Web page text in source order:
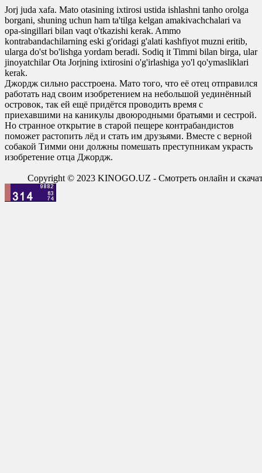
Jorj juda xafa. Mato otasining ixtirosi ustida ishlashni tanho orolga
borgani, shuning uchun ham ta'tilga kelgan amakivachchalari va
opa-singillari bilan vaqt o'tkazishi kerak. Ammo
kontrabandachilarning eski g'oridagi g'alati kashfiyot muzni eritib,
ularga do'st bo'lishga yordam beradi. Sodiq it Timmi bilan birga, ular
jinoyatchilar Ota Jorjning ixtirosini o'g'irlashiga yo'l qo'ymasliklari
kerak.
Джордж сильно расстроена. Мато того, что её отец отправился
работать над своим изобретением на небольшой уединённый
островок, так ей ещё придётся проводить время с
приехавшими на каникулы двоюродными братьями и сестрой.
Но странное открытие в старой пещере контрабандистов
поможет растопить лёд и стать им друзьями. Вместе с верной
собакой Тимми они должны помешать преступникам украсть
изобретение отца Джордж.
Copyright © 2023 KINOGO.UZ - Смотреть онлайн и